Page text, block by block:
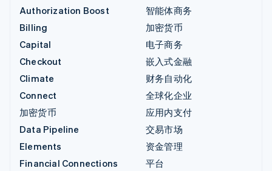
Authorization Boost
Billing
Capital
Checkout
Climate
Connect
加密货币
Data Pipeline
Elements
Financial Connections
智能体商务
加密货币
电子商务
嵌入式金融
财务自动化
全球化企业
应用内支付
交易市场
资金管理
平台